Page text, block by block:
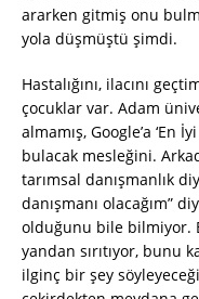
ararken gitmiş onu
yola düşmüştü şimdi.
Hastalığını, ilacını
çocuklar var. Adam
almamış, Google’a ‘En
bulacak mesleğini.
tarımsal danışmanlık
danışmanı olacağım”
olduğunu bile bilmiyor.
yandan sırıtıyor, bunu
ilginç bir şey